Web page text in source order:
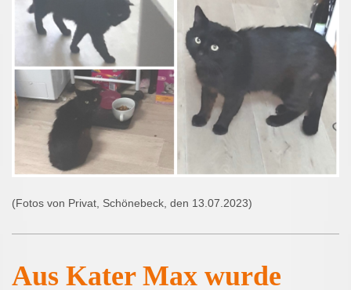
(Fotos von Privat, Schönebeck, den 13.07.2023)
Aus Kater Max wurde